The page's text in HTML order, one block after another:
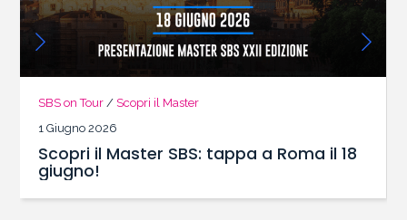
SBS on Tour / Scopri il Master
1 Giugno 2026
Scopri il Master SBS: tappa a Roma il 18
giugno!